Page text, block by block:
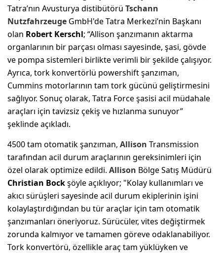
Tatra’nın Avusturya distibütörü Tschann
Nutzfahrzeuge GmbH'de Tatra Merkezi’nin Başkanı
olan Robert Kerschl; “Allison şanzımanın aktarma
organlarının bir parçası olması sayesinde, şasi, gövde
ve pompa sistemleri birlikte verimli bir şekilde çalışıyor.
Ayrıca, tork konvertörlü powershift şanzıman,
Cummins motorlarının tam tork gücünü geliştirmesini
sağlıyor. Sonuç olarak, Tatra Force şasisi acil müdahale
araçları için tavizsiz çekiş ve hızlanma sunuyor”
şeklinde açıkladı.
4500 tam otomatik şanzıman, Allison Transmission
tarafından acil durum araçlarının gereksinimleri için
özel olarak optimize edildi. Allison Bölge Satış Müdürü
Christian Bockşöyle açıklıyor; "Kolay kullanımları ve
akıcı sürüşleri sayesinde acil durum ekiplerinin işini
kolaylaştırdığından bu tür araçlar için tam otomatik
şanzımanları öneriyoruz. Sürücüler, vites değiştirmek
zorunda kalmıyor ve tamamen göreve odaklanabiliyor.
Tork konvertörü, özellikle araç tam yüklüyken ve